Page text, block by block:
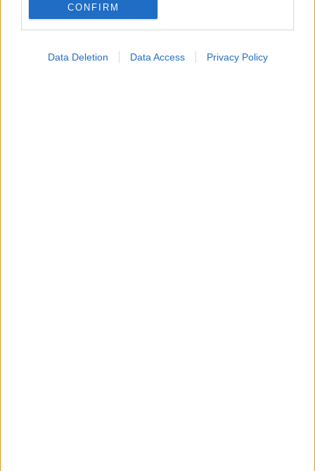
CONFIRM
Data Deletion Data Access Privacy Policy
Τέσσερις φυσικές ουσίες
"καύσιμο" των